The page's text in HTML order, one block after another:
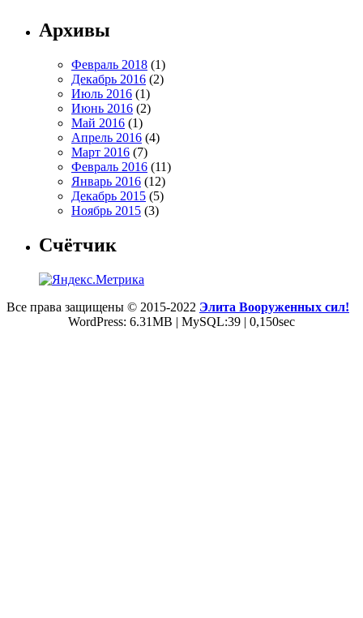
Архивы
Февраль 2018 (1)
Декабрь 2016 (2)
Июль 2016 (1)
Июнь 2016 (2)
Май 2016 (1)
Апрель 2016 (4)
Март 2016 (7)
Февраль 2016 (11)
Январь 2016 (12)
Декабрь 2015 (5)
Ноябрь 2015 (3)
Счётчик
Все права защищены © 2015-2022 Элита Вооруженных сил!
WordPress: 6.31MB | MySQL:39 | 0,150sec